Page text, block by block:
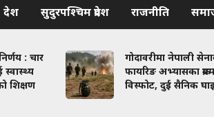
देश सुदुरपश्चिम प्रदेश राजनीति
: चार
स्वास्थ्य
शिक्षण
गोदावरीमा नेपाली
फायरिङ अभ्यासका
विस्फोट, दुई सैनिक